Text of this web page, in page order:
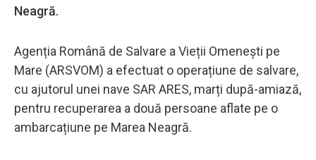
Neagră.
Agenția Română de Salvare a Vieții Omenești pe
Mare (ARSVOM) a efectuat o operațiune de salvare,
cu ajutorul unei nave SAR ARES, marți după-amiază,
pentru recuperarea a două persoane aflate pe o
ambarcațiune pe Marea Neagră.